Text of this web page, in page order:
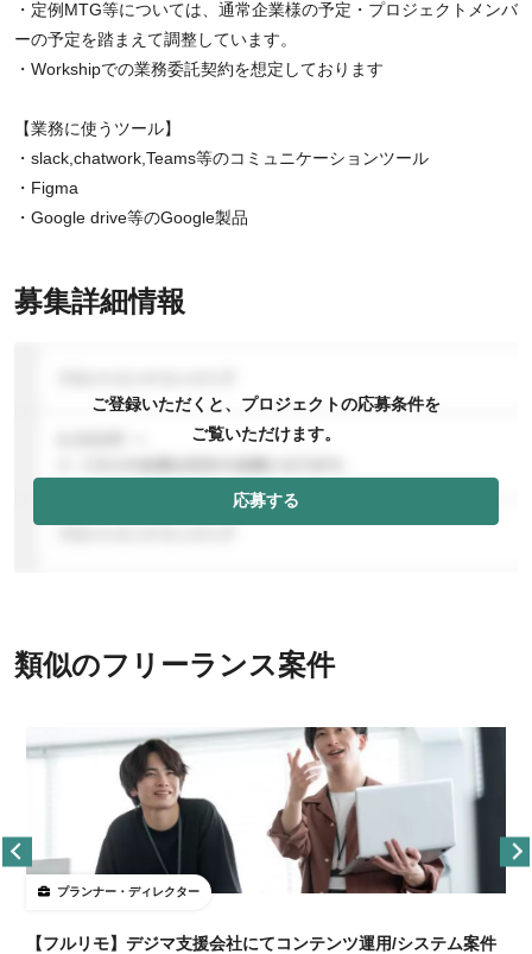
・定例MTG等については、通常企業様の予定・プロジェクトメンバ
ーの予定を踏まえて調整しています。
・Workshipでの業務委託契約を想定しております
【業務に使うツール】
・slack,chatwork,Teams等のコミュニケーションツール
・Figma
・Google drive等のGoogle製品
募集詳細情報
ご登録いただくと、プロジェクトの応募条件を
ご覧いただけます。
応募する
類似のフリーランス案件
プランナー・ディレクター
【フルリモ】デジマ支援会社にてコンテンツ運用/システム案件